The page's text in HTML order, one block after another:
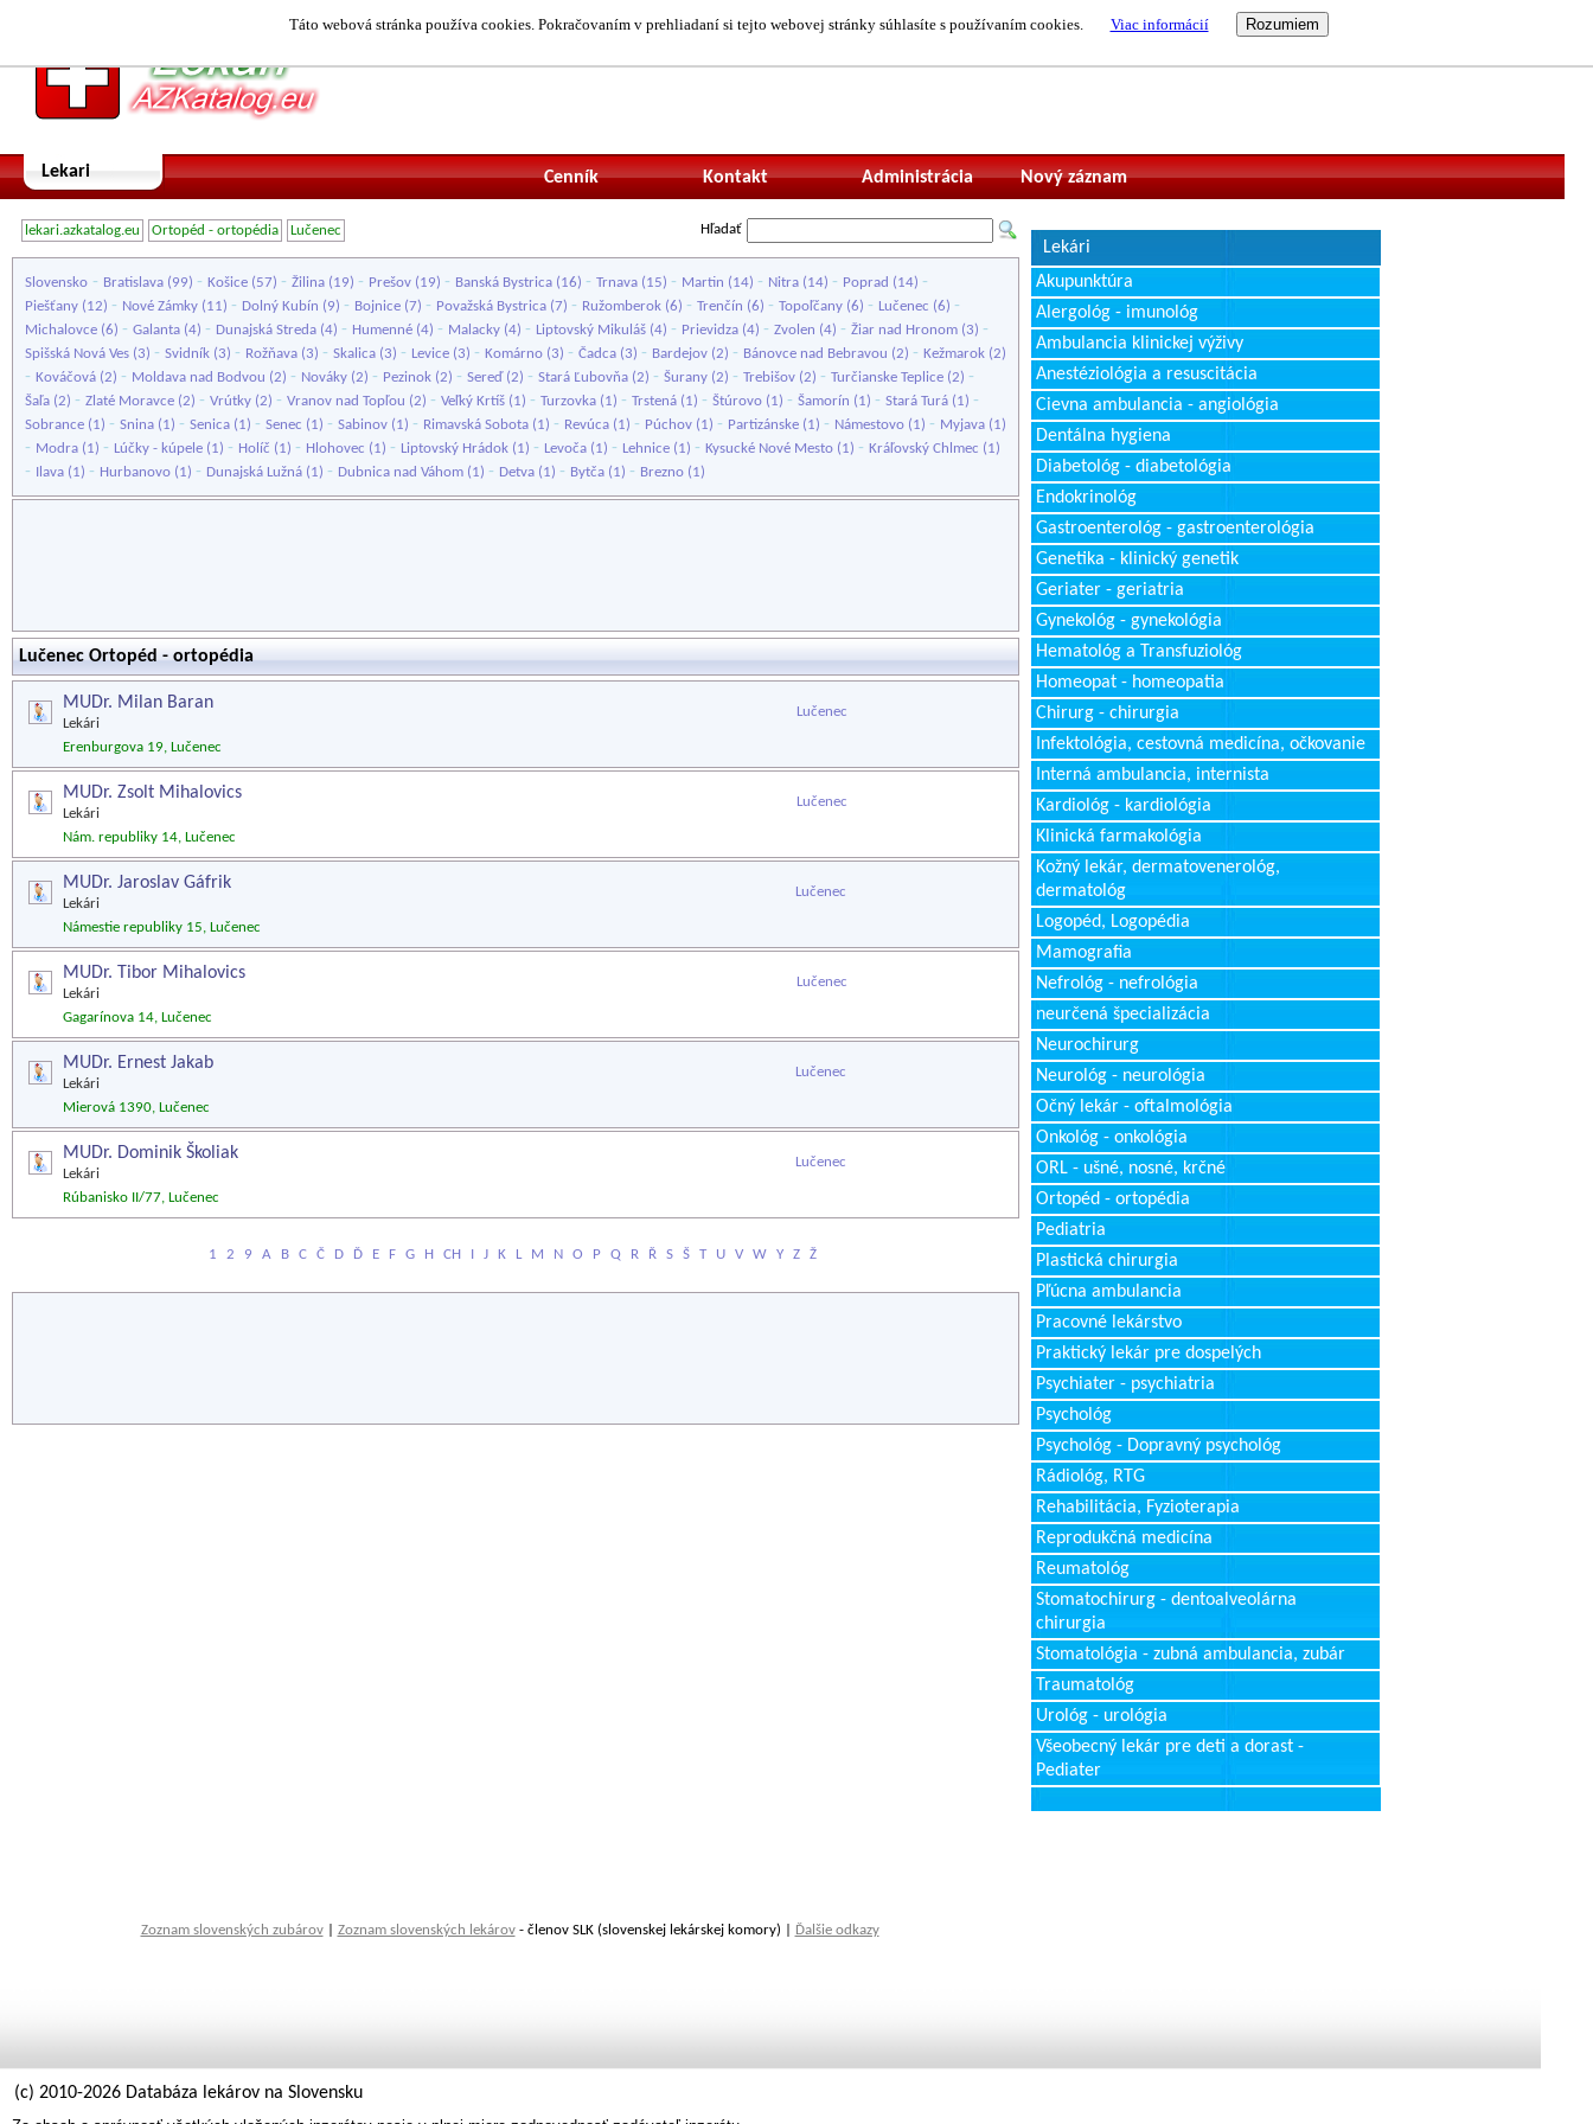
Táto webová stránka používa cookies. Pokračovaním v prehliadaní si tejto webovej stránky súhlasíte s používaním cookies. Viac informácií
Lekari Nový záznam
Administrácia
Kontakt
Cenník
lekari.azkatalog.eu Ortopéd - ortopédia Lučenec Hľadať
Slovensko - Bratislava (99) - Košice (57) - Žilina (19) - Prešov (19) - Banská Bystrica (16) - Trnava (15) - Martin (14) - Nitra (14) - Poprad (14) -
Piešťany (12) - Nové Zámky (11) - Dolný Kubín (9) - Bojnice (7) - Považská Bystrica (7) - Ružomberok (6) - Trenčín (6) - Topoľčany (6) - Lučenec (6) -
Michalovce (6) - Galanta (4) - Dunajská Streda (4) - Humenné (4) - Malacky (4) - Liptovský Mikuláš (4) - Prievidza (4) - Zvolen (4) - Žiar nad Hronom (3) -
Spišská Nová Ves (3) - Svidník (3) - Rožňava (3) - Skalica (3) - Levice (3) - Komárno (3) - Čadca (3) - Bardejov (2) - Bánovce nad Bebravou (2) - Kežmarok (2)
- Kováčová (2) - Moldava nad Bodvou (2) - Nováky (2) - Pezinok (2) - Sereď(2) - Stará Ľubovňa (2) - Šurany (2) - Trebišov (2) - Turčianske Teplice (2) -
Šaľa (2) - Zlaté Moravce (2) - Vrútky (2) - Vranov nad Topľou (2) - Veľký Krtíš (1) - Turzovka (1) - Trstená (1) - Štúrovo (1) - Šamorín (1) - Stará Turá (1) -
Sobrance (1) - Snina (1) - Senica (1) - Senec (1) - Sabinov (1) - Rimavská Sobota (1) - Revúca (1) - Púchov (1) - Partizánske (1) - Námestovo (1) - Myjava (1)
- Modra (1) - Lúčky - kúpele (1) - Holíč (1) - Hlohovec (1) - Liptovský Hrádok (1) - Levoča (1) - Lehnice (1) - Kysucké Nové Mesto (1) - Kráľovský Chlmec (1)
- Ilava (1) - Hurbanovo (1) - Dunajská Lužná (1) - Dubnica nad Váhom (1) - Detva (1) - Bytča (1) - Brezno (1)
Lučenec Ortopéd - ortopédia
MUDr. Milan Baran
Lekári
Lučenec
Erenburgova 19, Lučenec
MUDr. Zsolt Mihalovics
Lekári
Lučenec
Nám. republiky 14, Lučenec
MUDr. Jaroslav Gáfrik
Lekári
Lučenec
Námestie republiky 15, Lučenec
MUDr. Tibor Mihalovics
Lekári
Lučenec
Gagarínova 14, Lučenec
MUDr. Ernest Jakab
Lekári
Lučenec
Mierová 1390, Lučenec
MUDr. Dominik Školiak
Lekári
Lučenec
Rúbanisko II/77, Lučenec
1 2 9 A B C Č D Ď E F G H CH I J K L M N O P Q R Ř S Š T U V W Y Z Ž
Lekári
Akupunktúra
Alergológ - imunológ
Ambulancia klinickej výživy
Anestéziológia a resuscitácia
Cievna ambulancia - angiológia
Dentálna hygiena
Diabetológ - diabetológia
Endokrinológ
Gastroenterológ - gastroenterológia
Genetika - klinický genetik
Geriater - geriatria
Gynekológ - gynekológia
Hematológ a Transfuziológ
Homeopat - homeopatia
Chirurg - chirurgia
Infektológia, cestovná medicína, očkovanie
Interná ambulancia, internista
Kardiológ - kardiológia
Klinická farmakológia
Kožný lekár, dermatovenerológ,
dermatológ
Logopéd, Logopédia
Mamografia
Nefrológ - nefrológia
neurčená špecializácia
Neurochirurg
Neurológ - neurológia
Očný lekár - oftalmológia
Onkológ - onkológia
ORL - ušné, nosné, krčné
Ortopéd - ortopédia
Pediatria
Plastická chirurgia
Pľúcna ambulancia
Pracovné lekárstvo
Praktický lekár pre dospelých
Psychiater - psychiatria
Psychológ
Psychológ - Dopravný psychológ
Rádiológ, RTG
Rehabilitácia, Fyzioterapia
Reprodukčná medicína
Reumatológ
Stomatochirurg - dentoalveolárna
chirurgia
Stomatológia - zubná ambulancia, zubár
Traumatológ
Urológ - urológia
Všeobecný lekár pre deti a dorast -
Pediater
Zoznam slovenských zubárov| Zoznam slovenských lekárov- členov SLK (slovenskej lekárskej komory) | Ďalšie odkazy
(c) 2010-2026 Databáza lekárov na Slovensku